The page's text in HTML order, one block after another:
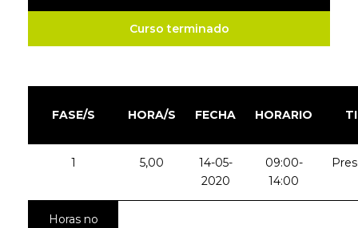
Curso terminado
FASE/S HORA/S FECHA HORARIO
1 5,00
14-05-
2020
09:00-
14:00
Horas no